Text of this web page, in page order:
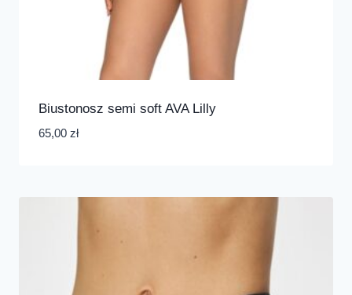
Biustonosz semi soft AVA Lilly
65,00 zł